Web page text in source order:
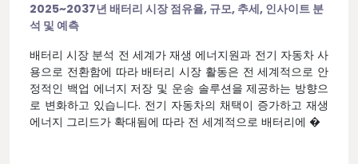
2025~2037년 배터리 시장 점유율, 규모, 추세, 인사이트 분
석 및 예측
배터리 시장 분석 전 세계가 재생 에너지원과 전기 자동차 사
용으로 전환함에 따라 배터리 시장 활동은 전 세계적으로 안
정적인 백업 에너지 저장 및 운송 솔루션을 제공하는 방향으
로 변화하고 있습니다. 전기 자동차의 채택이 증가하고 재생
에너지 그리드가 확대됨에 따라 전 세계적으로 배터리에 �